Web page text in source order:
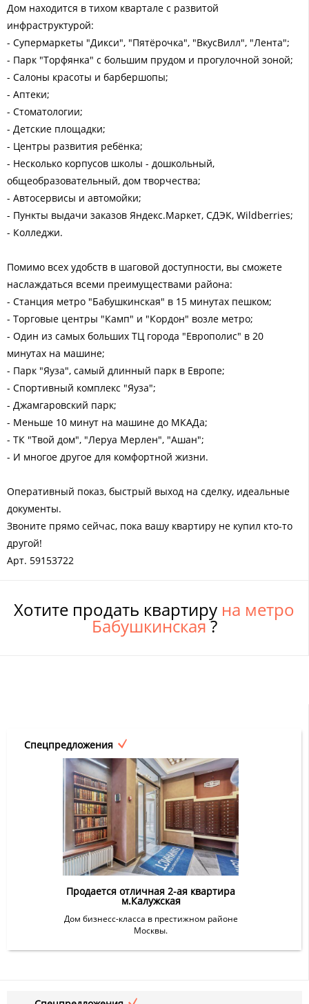
Дом находится в тихом квартале с развитой
инфраструктурой:
- Супермаркеты "Дикси", "Пятёрочка", "ВкусВилл", "Лента";
- Парк "Торфянка" с большим прудом и прогулочной зоной;
- Салоны красоты и барбершопы;
- Аптеки;
- Стоматологии;
- Детские площадки;
- Центры развития ребёнка;
- Несколько корпусов школы - дошкольный,
общеобразовательный, дом творчества;
- Автосервисы и автомойки;
- Пункты выдачи заказов Яндекс.Маркет, СДЭК, Wildberries;
- Колледжи.
Помимо всех удобств в шаговой доступности, вы сможете
наслаждаться всеми преимуществами района:
- Станция метро "Бабушкинская" в 15 минутах пешком;
- Торговые центры "Камп" и "Кордон" возле метро;
- Один из самых больших ТЦ города "Европолис" в 20
минутах на машине;
- Парк "Яуза", самый длинный парк в Европе;
- Спортивный комплекс "Яуза";
- Джамгаровский парк;
- Меньше 10 минут на машине до МКАДа;
- ТК "Твой дом", "Леруа Мерлен", "Ашан";
- И многое другое для комфортной жизни.
Оперативный показ, быстрый выход на сделку, идеальные
документы.
Звоните прямо сейчас, пока вашу квартиру не купил кто-то
другой!
Арт. 59153722
Хотите продать квартиру на метро
Бабушкинская?
Спецпредложения
Продается отличная 2-ая квартира
м.Калужская
Дом бизнесс-класса в престижном районе
Москвы.